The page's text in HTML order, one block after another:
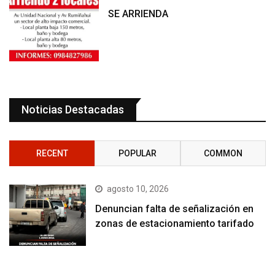
SE ARRIENDA
Noticias Destacadas
RECENT POPULAR COMMON
agosto 10, 2026
Denuncian falta de señalización en
zonas de estacionamiento tarifado